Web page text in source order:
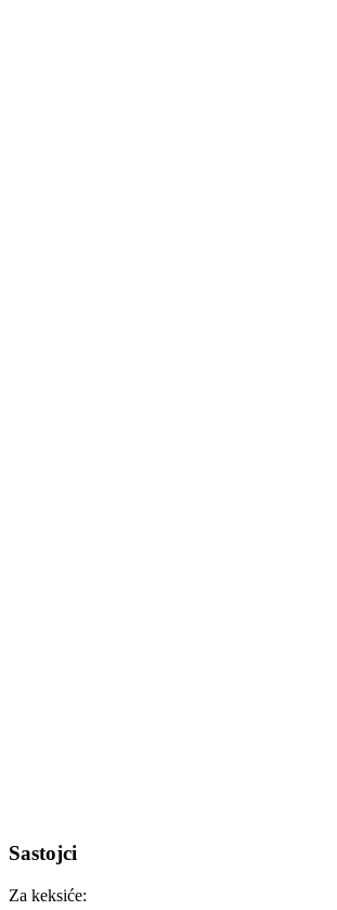
Sastojci
Za keksiće: